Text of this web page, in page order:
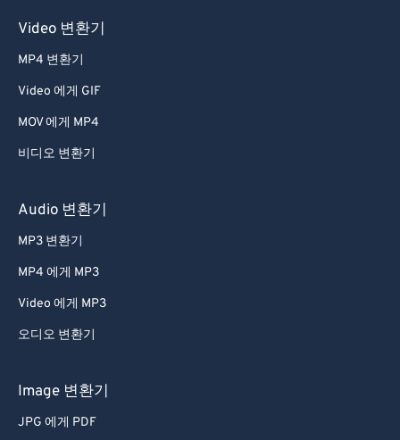
Video 변환기
MP4 변환기
Video 에게 GIF
MOV 에게 MP4
비디오 변환기
Audio 변환기
MP3 변환기
MP4 에게 MP3
Video 에게 MP3
오디오 변환기
Image 변환기
JPG 에게 PDF